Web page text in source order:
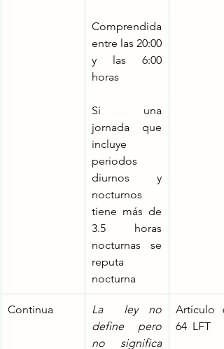
Comprendida
entre las 20:00
y las 6:00
horas
Si una
jornada que
incluye
periodos
diurnos y
nocturnos
tiene más de
3.5 horas
nocturnas se
reputa
nocturna
Continua
La  ley no
define pero
no significa
Artículo
64  LFT